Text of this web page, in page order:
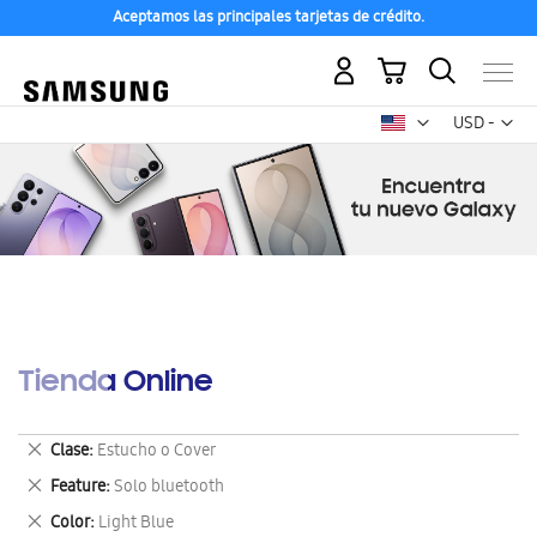
Aceptamos las principales tarjetas de crédito.
USD -
dólar
Mi carrito
Tienda Online
Clase Estucho o Cover
Eliminar
este
artículo
Feature Solo bluetooth
Eliminar
este
Color Light Blue
Eliminar